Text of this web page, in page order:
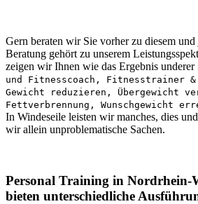
Gern beraten wir Sie vorher zu diesem
Beratung gehört zu unserem
zeigen wir Ihnen wie das Ergebnis underer
und Fitnesscoach, Fitnesstrainer
Gewicht reduzieren, Übergewicht
Fettverbrennung, Wunschgewicht
In Windeseile leisten wir manches, dies
wir allein unproblematische Sachen.
Personal Training in Nordrhein-
bieten unterschiedliche